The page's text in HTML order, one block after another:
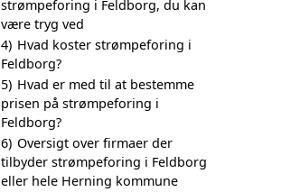
strømpeforing i Feldborg, du kan
være tryg ved
4) Hvad koster strømpeforing i
Feldborg?
5) Hvad er med til at bestemme
prisen på strømpeforing i
Feldborg?
6) Oversigt over firmaer der
tilbyder strømpeforing i Feldborg
eller hele Herning kommune